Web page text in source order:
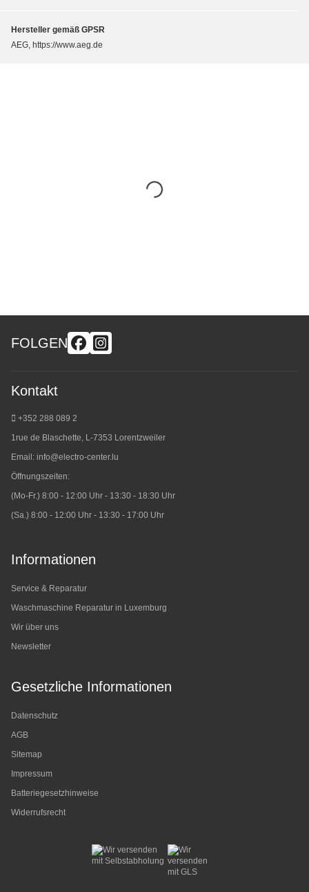
Hersteller gemäß GPSR
AEG, https://www.aeg.de
FOLGEN
Kontakt
+352 288 089 2
1rue de Blaschette, L-7353 Lorentzweiler
Email: info@electro-center.lu
Öffnungszeiten:
(Mo-Fr.) 8:00 - 12:00 Uhr - 13:30 - 18:30 Uhr
(Sa.) 8:00 - 12:00 Uhr - 13:30 - 17:00 Uhr
Informationen
Service & Reparatur
Waschmaschine Reparatur in Luxemburg
Wir über uns
Newsletter
Gesetzliche Informationen
Datenschutz
AGB
Sitemap
Impressum
Batteriegesetzhinweise
Widerrufsrecht